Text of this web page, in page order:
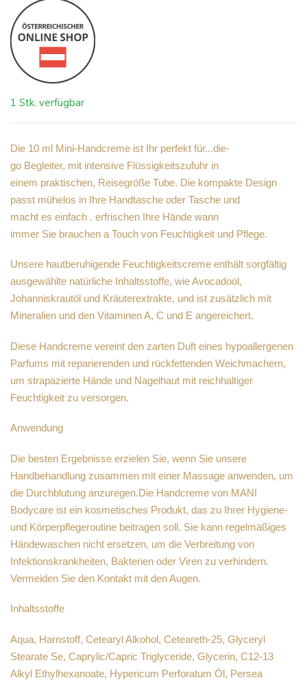
1 Stk. verfügbar
Die 10 ml Mini-Handcreme ist Ihr perfekt für...die-
go Begleiter, mit intensive Flüssigkeitszufuhr in
einem praktischen, Reisegröße Tube. Die kompakte Design
passt mühelos in Ihre Handtasche oder Tasche und
macht es einfach . erfrischen Ihre Hände wann
immer Sie brauchen a Touch von Feuchtigkeit und Pflege.
Unsere hautberuhigende Feuchtigkeitscreme enthält sorgfältig
ausgewählte natürliche Inhaltsstoffe, wie Avocadoöl,
Johanniskrautöl und Kräuterextrakte, und ist zusätzlich mit
Mineralien und den Vitaminen A, C und E angereichert.
Diese Handcreme vereint den zarten Duft eines hypoallergenen
Parfums mit reparierenden und rückfettenden Weichmachern,
um strapazierte Hände und Nagelhaut mit reichhaltiger
Feuchtigkeit zu versorgen.
Anwendung
Die besten Ergebnisse erzielen Sie, wenn Sie unsere
Handbehandlung zusammen mit einer Massage anwenden, um
die Durchblutung anzuregen.Die Handcreme von MANI
Bodycare ist ein kosmetisches Produkt, das zu Ihrer Hygiene-
und Körperpflegeroutine beitragen soll. Sie kann regelmäßiges
Händewaschen nicht ersetzen, um die Verbreitung von
Infektionskrankheiten, Bakterien oder Viren zu verhindern.
Vermeiden Sie den Kontakt mit den Augen.
Inhaltsstoffe
Aqua, Harnstoff, Cetearyl Alkohol, Ceteareth-25, Glyceryl
Stearate Se, Caprylic/Capric Triglyceride, Glycerin, C12-13
Alkyl Ethylhexanoate, Hypericum Perforatum Öl, Persea